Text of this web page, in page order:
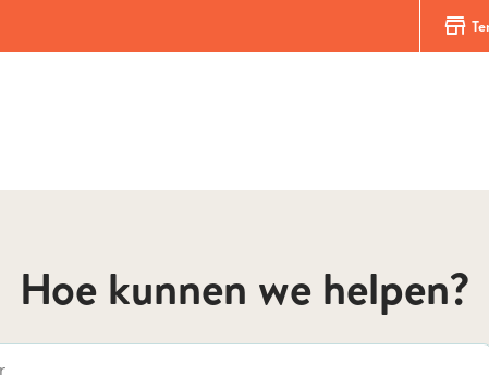
store
Hoe kunnen we helpen?